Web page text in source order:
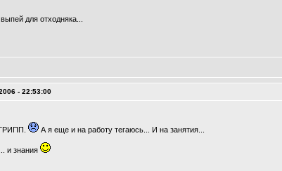
для отходняка...
- 22:53:00
А я еще и на работу тегаюсь... И на занятия...
и знания